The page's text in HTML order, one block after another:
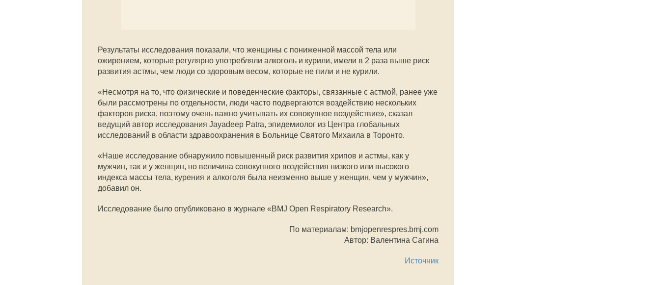
Результаты исследования показали, что женщины с пониженной массой тела или
ожирением, которые регулярно употребляли алкоголь и курили, имели в 2 раза выше риск
развития астмы, чем люди со здоровым весом, которые не пили и не курили.
«Несмотря на то, что физические и поведенческие факторы, связанные с астмой, ранее уже
были рассмотрены по отдельности, люди часто подвергаются воздействию нескольких
факторов риска, поэтому очень важно учитывать их совокупное воздействие», сказал
ведущий автор исследования Jayadeep Patra, эпидемиолог из Центра глобальных
исследований в области здравоохранения в Больнице Святого Михаила в Торонто.
«Наше исследование обнаружило повышенный риск развития хрипов и астмы, как у
мужчин, так и у женщин, но величина совокупного воздействия низкого или высокого
индекса массы тела, курения и алкоголя была неизменно выше у женщин, чем у мужчин»,
добавил он.
Исследование было опубликовано в журнале «BMJ Open Respiratory Research».
По материалам: bmjopenrespres.bmj.com
Автор: Валентина Сагина
Источник